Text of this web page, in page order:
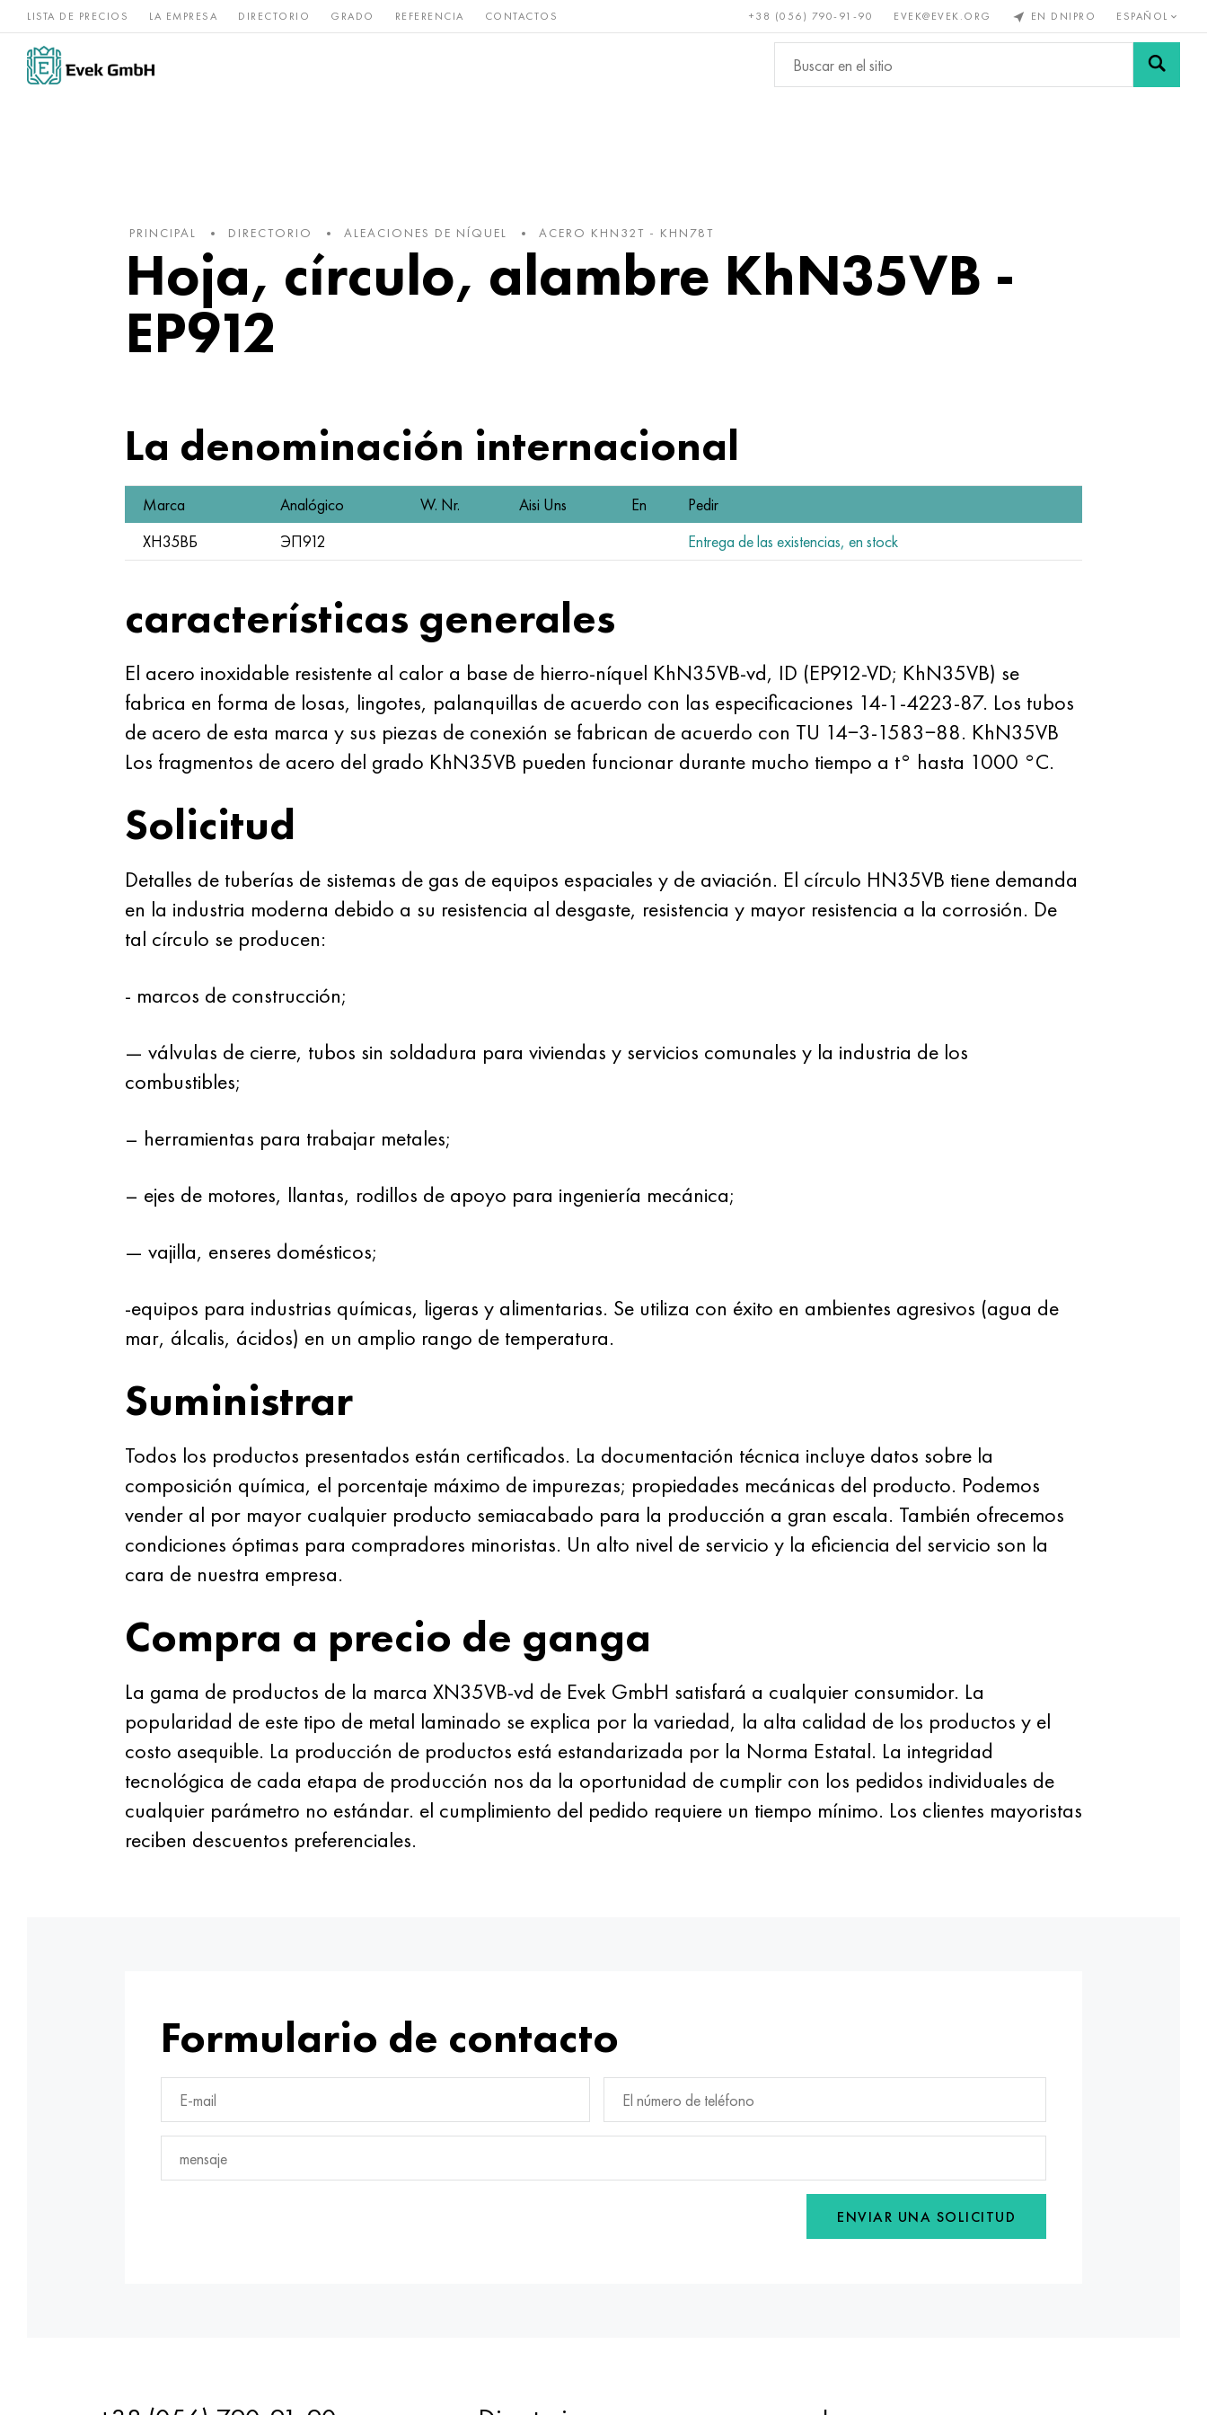
LISTA DE PRECIOS LA EMPRESA DIRECTORIO GRADO REFERENCIA CONTACTOS +38 (056) 790-91-90 EVEK@EVEK.ORG EN DNIPRO ESPAÑOL
Aleaciones de
níquel
acero Raro y Bronce, cobre, Metales no
ferrosos
Aleación de Mallas y
PRINCIPAL DIRECTORIO ALEACIONES DE NÍQUEL ACERO KHN32T - KHN78T
Hoja, círculo, alambre KhN35VB -
EP912
La denominación internacional
Marca Analógico W. Nr. Aisi Uns En
Pedir
ХН35ВБ
ЭП912 Entrega de las existencias, en stock
características generales
El acero inoxidable resistente al calor a base de hierro-níquel KhN35VB-vd, ID (EP912-VD; KhN35VB) se
fabrica en forma de losas, lingotes, palanquillas de acuerdo con las especificaciones 14-1-4223-87. Los tubos
de acero de esta marca y sus piezas de conexión se fabrican de acuerdo con TU 14−3-1583−88. KhN35VB
Los fragmentos de acero del grado KhN35VB pueden funcionar durante mucho tiempo a t° hasta 1000 °C.
Solicitud
Detalles de tuberías de sistemas de gas de equipos espaciales y de aviación. El círculo HN35VB tiene demanda
en la industria moderna debido a su resistencia al desgaste, resistencia y mayor resistencia a la corrosión. De
tal círculo se producen:
- marcos de construcción;
— válvulas de cierre, tubos sin soldadura para viviendas y servicios comunales y la industria de los
combustibles;
– herramientas para trabajar metales;
– ejes de motores, llantas, rodillos de apoyo para ingeniería mecánica;
— vajilla, enseres domésticos;
-equipos para industrias químicas, ligeras y alimentarias. Se utiliza con éxito en ambientes agresivos (agua de
mar, álcalis, ácidos) en un amplio rango de temperatura.
Suministrar
Todos los productos presentados están certificados. La documentación técnica incluye datos sobre la
composición química, el porcentaje máximo de impurezas; propiedades mecánicas del producto. Podemos
vender al por mayor cualquier producto semiacabado para la producción a gran escala. También ofrecemos
condiciones óptimas para compradores minoristas. Un alto nivel de servicio y la eficiencia del servicio son la
cara de nuestra empresa.
Compra a precio de ganga
La gama de productos de la marca XN35VB-vd de Evek GmbH satisfará a cualquier consumidor. La
popularidad de este tipo de metal laminado se explica por la variedad, la alta calidad de los productos y el
costo asequible. La producción de productos está estandarizada por la Norma Estatal. La integridad
tecnológica de cada etapa de producción nos da la oportunidad de cumplir con los pedidos individuales de
cualquier parámetro no estándar. el cumplimiento del pedido requiere un tiempo mínimo. Los clientes mayoristas
reciben descuentos preferenciales.
Formulario de contacto
ENVIAR UNA SOLICITUD